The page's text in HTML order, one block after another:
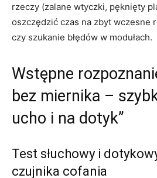
rzeczy (zalane wtyczki, pęknięty
oszczędzić czas na zbyt wczesne
czy szukanie błędów w modułach.
Wstępne
bez miernika –
ucho i na dotyk”
Test słuchowy i
czujnika cofania